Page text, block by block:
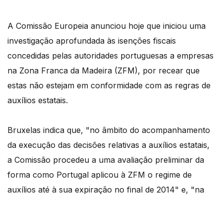
A Comissão Europeia anunciou hoje que iniciou uma
investigação aprofundada às isenções fiscais
concedidas pelas autoridades portuguesas a empresas
na Zona Franca da Madeira (ZFM), por recear que
estas não estejam em conformidade com as regras de
auxílios estatais.
Bruxelas indica que, "no âmbito do acompanhamento
da execução das decisões relativas a auxílios estatais,
a Comissão procedeu a uma avaliação preliminar da
forma como Portugal aplicou à ZFM o regime de
auxílios até à sua expiração no final de 2014" e, "na